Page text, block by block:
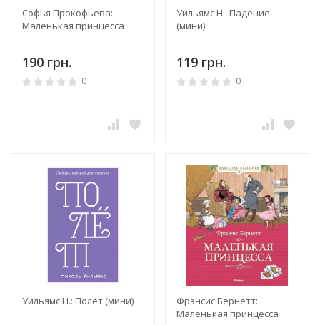
Софья Прокофьева:
Маленькая принцесса
190 грн.
0
Уильямс Н.: Падение
(мини)
119 грн.
0
Уильямс Н.: Полёт (мини)
Фрэнсис Бернетт:
Маленькая принцесса